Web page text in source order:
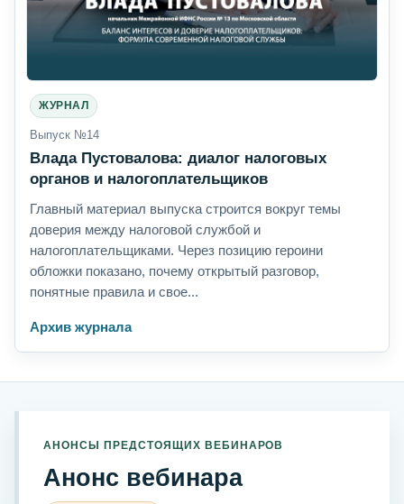
ЖУРНАЛ
Выпуск №14
Влада Пустовалова: диалог налоговых
органов и налогоплательщиков
Главный материал выпуска строится вокруг темы
доверия между налоговой службой и
налогоплательщиками. Через позицию героини
обложки показано, почему открытый разговор,
понятные правила и свое...
Архив журнала
АНОНСЫ ПРЕДСТОЯЩИХ ВЕБИНАРОВ
Анонс вебинара